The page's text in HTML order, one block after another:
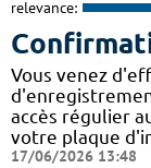
relevance:
Vous venez
accès régulier
votre plaque
17/06/2026 13:48